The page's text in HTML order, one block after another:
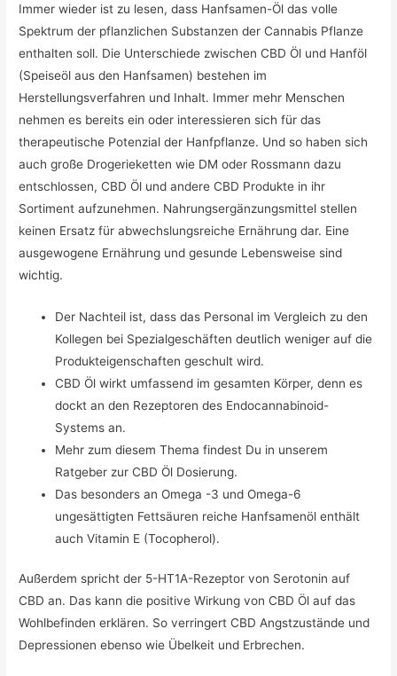
Immer wieder ist zu lesen, dass Hanfsamen-Öl das volle
Spektrum der pflanzlichen Substanzen der Cannabis Pflanze
enthalten soll. Die Unterschiede zwischen CBD Öl und Hanföl
(Speiseöl aus den Hanfsamen) bestehen im
Herstellungsverfahren und Inhalt. Immer mehr Menschen
nehmen es bereits ein oder interessieren sich für das
therapeutische Potenzial der Hanfpflanze. Und so haben sich
auch große Drogerieketten wie DM oder Rossmann dazu
entschlossen, CBD Öl und andere CBD Produkte in ihr
Sortiment aufzunehmen. Nahrungsergänzungsmittel stellen
keinen Ersatz für abwechslungsreiche Ernährung dar. Eine
ausgewogene Ernährung und gesunde Lebensweise sind
wichtig.
Der Nachteil ist, dass das Personal im Vergleich zu den
Kollegen bei Spezialgeschäften deutlich weniger auf die
Produkteigenschaften geschult wird.
CBD Öl wirkt umfassend im gesamten Körper, denn es
dockt an den Rezeptoren des Endocannabinoid-
Systems an.
Mehr zum diesem Thema findest Du in unserem
Ratgeber zur CBD Öl Dosierung.
Das besonders an Omega -3 und Omega-6
ungesättigten Fettsäuren reiche Hanfsamenöl enthält
auch Vitamin E (Tocopherol).
Außerdem spricht der 5-HT1A-Rezeptor von Serotonin auf
CBD an. Das kann die positive Wirkung von CBD Öl auf das
Wohlbefinden erklären. So verringert CBD Angstzustände und
Depressionen ebenso wie Übelkeit und Erbrechen.